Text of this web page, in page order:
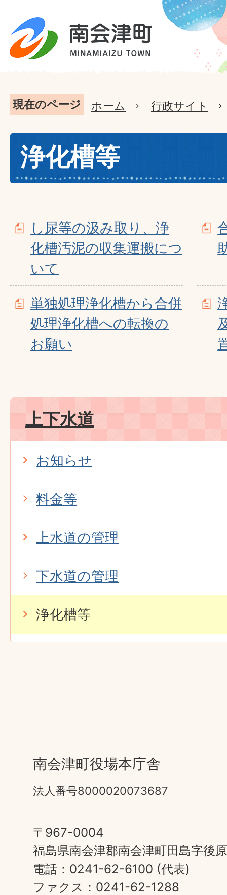
現在のページ ホーム 行政サイト
浄化槽等
し尿等の汲み取り、浄
化槽汚泥の収集運搬につ
いて
単独処理浄化槽から合併
処理浄化槽への転換の
お願い
上下水道
お知らせ
料金等
上水道の管理
下水道の管理
浄化槽等
南会津町役場本庁舎
法人番号8000020073687
〒967-0004
福島県南会津郡南会津町田島字後
電話：0241-62-6100 (代表)
ファクス：0241-62-1288